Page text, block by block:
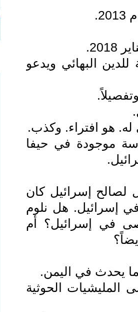
للدين البهائي ويدعو
هو افتراء. وكذب.
موجودة في حيفا
لصالح إسرائيل كان
في إسرائيل. هل نلوم
في إسرائيل؟ أم
يحدث في اليمن.
المليشيات الحوثية